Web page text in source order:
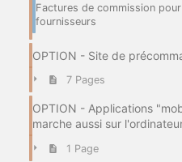
Factures de commission
fournisseurs
OPTION - Site de
7 Pages
OPTION - Applications
marche aussi sur
1 Page